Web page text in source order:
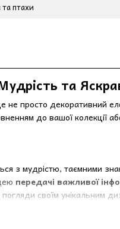
птахи
та
просто декоративний
до вашої колекції
з мудрістю, таємними
передачі важливої
своїм унікальним